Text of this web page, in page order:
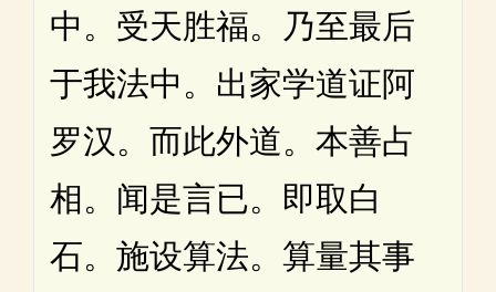
中。受天胜福。乃至最后
于我法中。出家学道证阿
罗汉。而此外道。本善占
相。闻是言已。即取白
石。施设算法。算量其事